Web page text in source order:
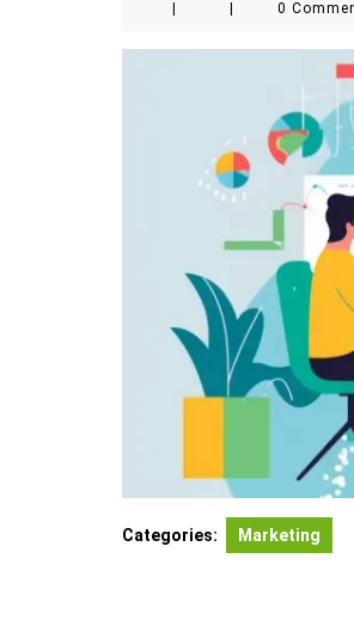
0
Categories: Marketing